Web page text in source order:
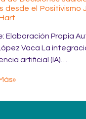
desde el Positivismo
Elaboración Propia
Vaca La
artificial (IA)…